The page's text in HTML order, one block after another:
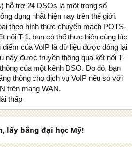
hỗ trợ 24 DSOs là một trong số
dụng nhất hiện nay trên thế giới.
theo hình thức chuyển mạch POTS-
nối T-1, bạn có thể thực hiện cùng lúc
điểm của VoIP là dữ liệu được đóng lại
này được truyền thông qua kết nối T-
của một kênh DSO. Do đó, bạn
thông cho dịch vụ VoIP nếu so với
trên mạng WAN.
thấp
lấy bằng đại học Mỹ!